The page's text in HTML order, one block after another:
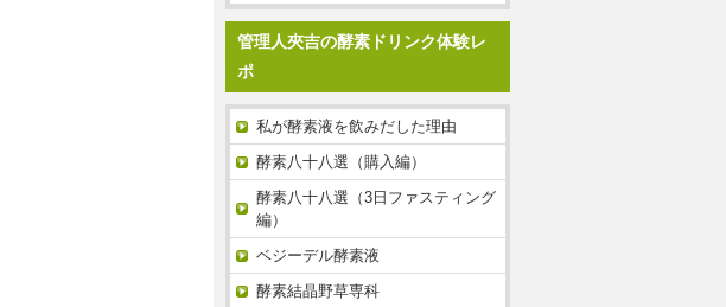
管理人夾吉の酵素ドリンク体験レ
ポ
私が酵素液を飲みだした理由
酵素八十八選（購入編）
酵素八十八選（3日ファスティング
編）
ベジーデル酵素液
酵素結晶野草専科